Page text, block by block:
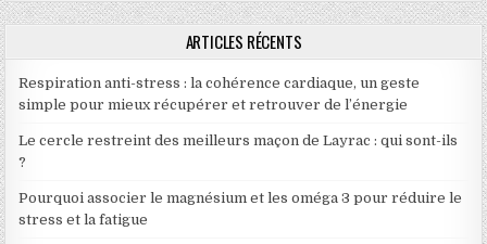
ARTICLES RÉCENTS
Respiration anti-stress : la cohérence cardiaque, un geste
simple pour mieux récupérer et retrouver de l’énergie
Le cercle restreint des meilleurs maçon de Layrac : qui sont-ils
?
Pourquoi associer le magnésium et les oméga 3 pour réduire le
stress et la fatigue